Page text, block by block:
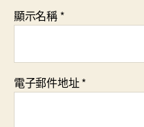
顯示名稱*
電子郵件地址*